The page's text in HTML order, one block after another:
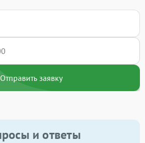
Отправить заявку
и ответы